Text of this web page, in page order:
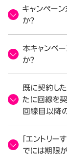
キャンペー
か？
本キャンペ
か？
既に契約し
たに回線を
回線目以降
「エントリ
でには期限